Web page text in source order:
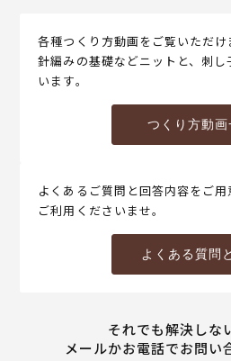
各種つくり方動画をご覧いただ
針編みの基礎などニットと、刺
います。
つくり方動画
よくあるご質問と回答内容をご
ご利用くださいませ。
よくある質問
それでも解決しな
メールかお電話でお問い